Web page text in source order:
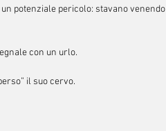
potenziale pericolo: stavano
con un urlo.
il suo cervo.